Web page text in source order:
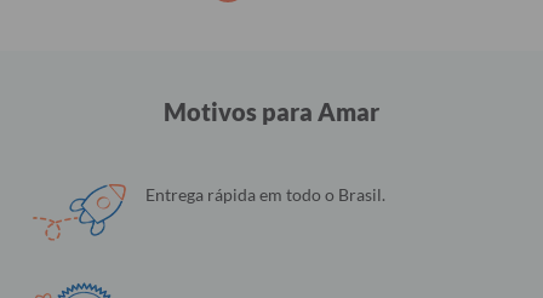
Motivos para Amar
Entrega rápida em todo o Brasil.